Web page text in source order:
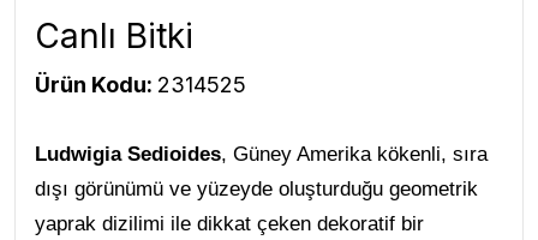
Canlı Bitki
Ürün Kodu: 2314525
Ludwigia Sedioides, Güney Amerika kökenli, sıra
dışı görünümü ve yüzeyde oluşturduğu geometrik
yaprak dizilimi ile dikkat çeken dekoratif bir